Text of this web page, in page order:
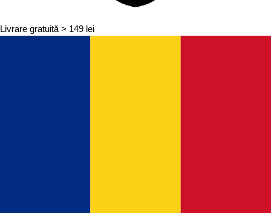
Livrare gratuită > 149 lei